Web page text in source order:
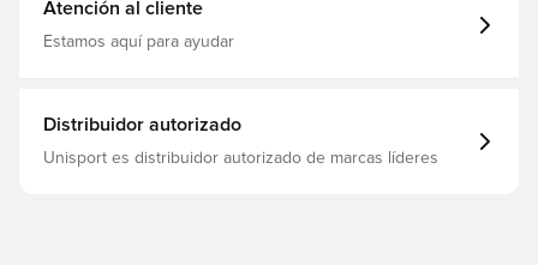
Atención al cliente
Estamos aquí para ayudar
Distribuidor autorizado
Unisport es distribuidor autorizado de marcas líderes